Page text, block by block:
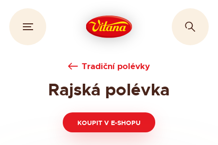
Tradiční polévky
Rajská polévka
KOUPIT V E-SHOPU